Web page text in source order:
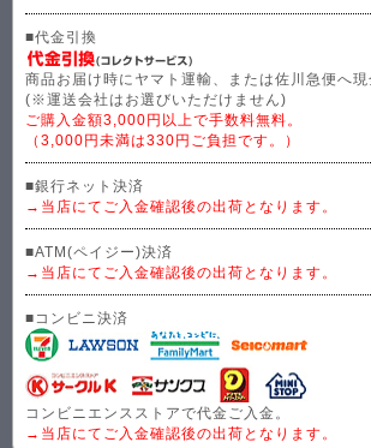
■代金引換
商品お届け時にヤマト運輸、または佐川急便へ
(※運送会社はお選びいただけません)
ご購入金額3,000円以上で手数料無料。
（3,000円未満は330円ご負担です。）
■銀行ネット決済
→当店にてご入金確認後の出荷となります。
■ATM(ペイジー)決済
→当店にてご入金確認後の出荷となります。
■コンビニ決済
コンビニエンスストアで代金ご入金。
→当店にてご入金確認後の出荷となります。